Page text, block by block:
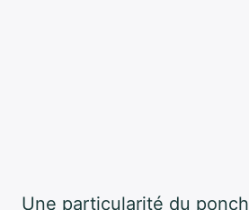
Une particularité du